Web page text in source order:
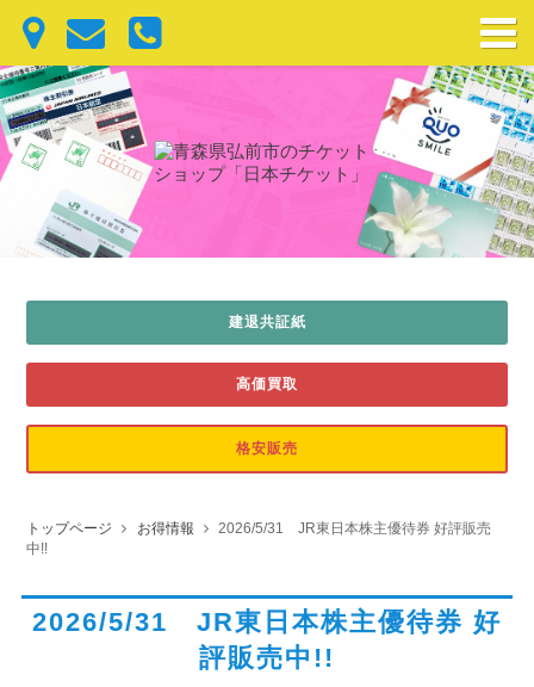
建退共証紙
高価買取
格安販売
トップページ お得情報
2026/5/31 JR東日本株主優待券 好評販売
中!!
2026/5/31 JR東日本株主優待券 好
評販売中!!